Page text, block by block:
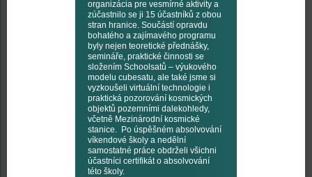
organizácia pre vesmírné aktivity a
zúčastnilo se ji 15 účastníků z obou
stran hranice. Součástí opravdu
bohatého a zajímavého programu
byly nejen teoretické přednášky,
semináře, praktické činnosti se
složením Schoolsatů – výukového
modelu cubesatu, ale také jsme si
vyzkoušeli virtuální technologie i
praktická pozorování kosmických
objektů pozemními dalekohledy,
včetně Mezinárodní kosmické
stanice. Po úspěšném absolvování
víkendové školy a nedělní
samostatné práce obdrželi všichni
účastníci certifikát o absolvování
této školy.